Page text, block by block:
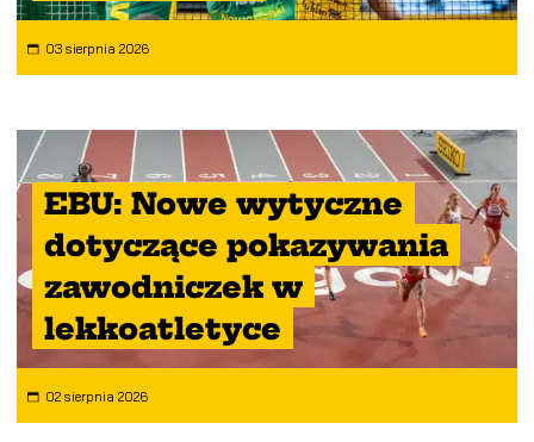
03 sierpnia 2026
EBU: Nowe wytyczne
dotyczące pokazywania
zawodniczek w
lekkoatletyce
02 sierpnia 2026